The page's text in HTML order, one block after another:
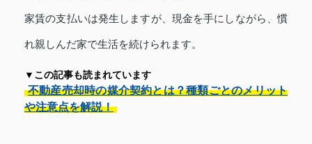
家賃の支払いは発生しますが、現金を手にしながら、慣
れ親しんだ家で生活を続けられます。
▼この記事も読まれています
不動産売却時の媒介契約とは？種類ごとのメリット
や注意点を解説！